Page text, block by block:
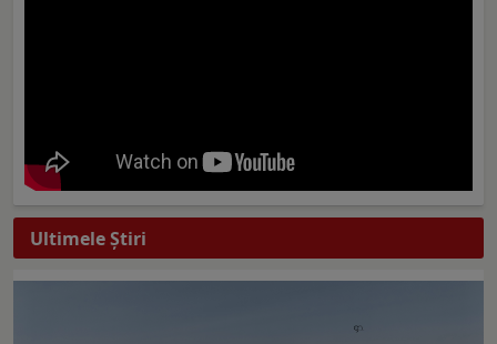
Ultimele Ştiri